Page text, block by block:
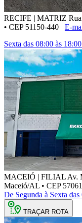
RECIFE | MATRIZ
• CEP 51150-440
E-
Sexta das 08:00 às 18:00
MACEIÓ | FILIAL Av.
Maceió/AL • CEP
De Segunda à Sexta
TRAÇAR ROTA